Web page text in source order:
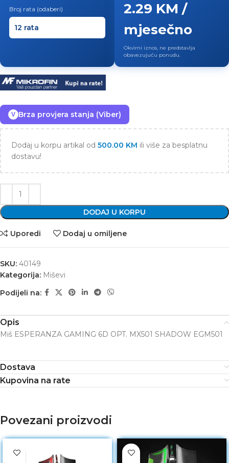
Broj rata (odaberi)
2.29 KM /
mjesečno
Okvirni iznos, ne predstavlja
obavezujuću ponudu.
V Brza provjera stanja (Viber)
Dodaj u korpu artikal od 500.00 KM ili više za besplatnu
dostavu!
DODAJ U KORPU
Uporedi Dodaj u omiljene
SKU: 40149
Kategorija: Miševi
Podijeli na:
Opis
Miš ESPERANZA GAMING 6D OPT. MX501 SHADOW EGM501
Dostava
Kupovina na rate
Povezani proizvodi